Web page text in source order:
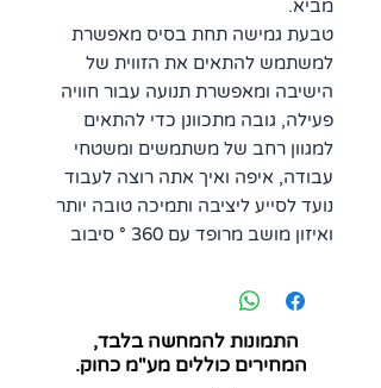
מביא.
טבעת גמישה תחת בסיס מאפשרת
למשתמש להתאים את הזווית של
הישיבה ומאפשרת תנועה עבור חוויה
פעילה, גובה מתכוונן כדי להתאים
למגוון רחב של משתמשים ומשטחי
עבודה, איפה ואיך אתה רוצה לעבוד
נועד לסייע ליציבה ותמיכה טובה יותר
ואיזון מושב מרופד עם 360 ° סיבוב
התמונות להמחשה בלבד,
המחירים כוללים מע"מ כחוק.